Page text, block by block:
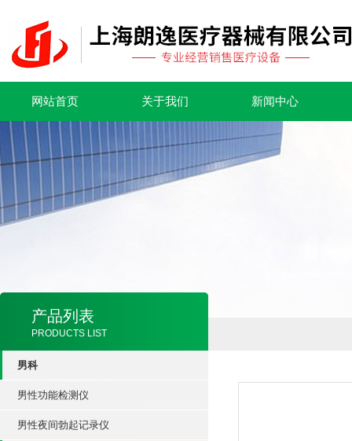
网站首页 关于我们 新闻中心
产品列表
PRODUCTS LIST
男科
男性功能检测仪
男性夜间勃起记录仪